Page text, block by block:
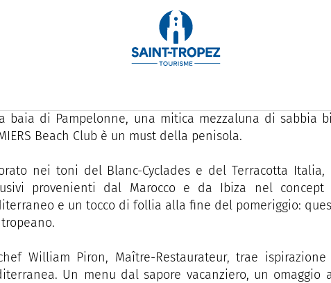
baia di Pampelonne, il Beach Club Les Palmiers
cucina mediterranea dello chef William Piron, una
baia di Pampelonne, una mitica mezzaluna di sabbia
Beach Club è un must della penisola.
nei toni del Blanc-Cyclades e del Terracotta
provenienti dal Marocco e da Ibiza nel
e un tocco di follia alla fine del pomeriggio:
William Piron, Maître-Restaurateur, trae
Un menu dal sapore vacanziero, un